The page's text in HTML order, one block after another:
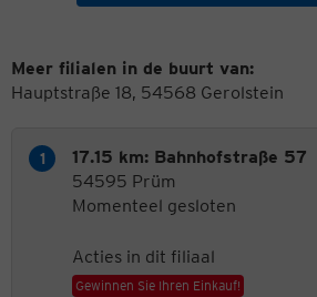
Meer filialen in de buurt van:
Hauptstraße 18, 54568 Gerolstein
17.15 km: Bahnhofstraße 57
54595 Prüm
Momenteel gesloten
Acties in dit filiaal
Gewinnen Sie Ihren Einkauf!